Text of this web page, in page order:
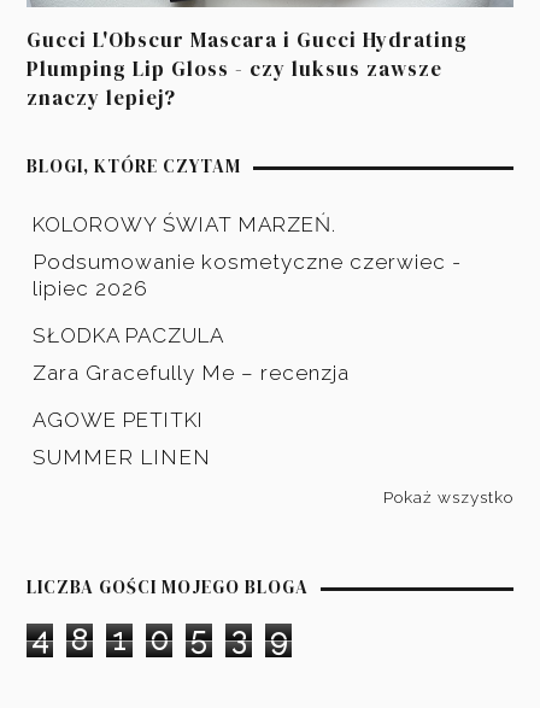
Gucci L'Obscur Mascara i Gucci Hydrating
Plumping Lip Gloss - czy luksus zawsze
znaczy lepiej?
BLOGI, KTÓRE CZYTAM
KOLOROWY ŚWIAT MARZEŃ.
Podsumowanie kosmetyczne czerwiec -
lipiec 2026
SŁODKA PACZULA
Zara Gracefully Me – recenzja
AGOWE PETITKI
SUMMER LINEN
Pokaż wszystko
LICZBA GOŚCI MOJEGO BLOGA
4 8 1 0 5 3 9